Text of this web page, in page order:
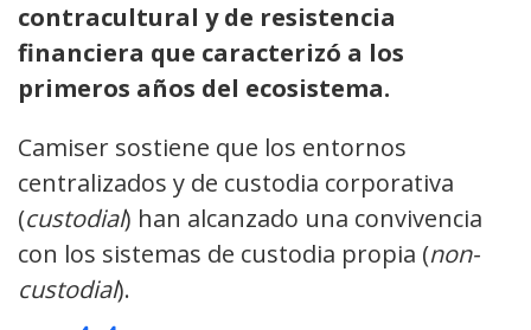
contracultural y de resistencia
financiera que caracterizó a los
primeros años del ecosistema.
Camiser sostiene que los entornos
centralizados y de custodia corporativa
(custodial) han alcanzado una convivencia
con los sistemas de custodia propia (non-
custodial).